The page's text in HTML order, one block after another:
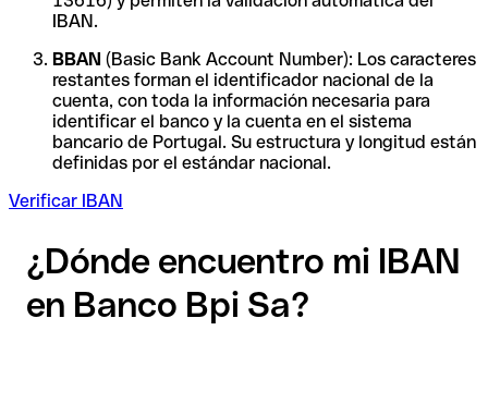
IBAN.
BBAN (Basic Bank Account Number): Los caracteres
restantes forman el identificador nacional de la
cuenta, con toda la información necesaria para
identificar el banco y la cuenta en el sistema
bancario de Portugal. Su estructura y longitud están
definidas por el estándar nacional.
Verificar IBAN
¿Dónde encuentro mi IBAN
en Banco Bpi Sa?